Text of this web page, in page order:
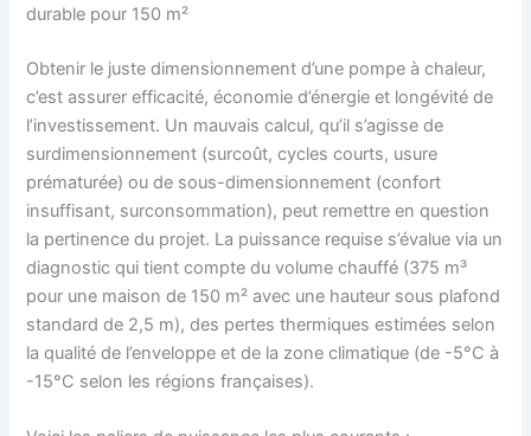
durable pour 150 m²
Obtenir le juste dimensionnement d’une pompe à chaleur,
c’est assurer efficacité, économie d’énergie et longévité de
l’investissement. Un mauvais calcul, qu’il s’agisse de
surdimensionnement (surcoût, cycles courts, usure
prématurée) ou de sous-dimensionnement (confort
insuffisant, surconsommation), peut remettre en question
la pertinence du projet. La puissance requise s’évalue via un
diagnostic qui tient compte du volume chauffé (375 m³
pour une maison de 150 m² avec une hauteur sous plafond
standard de 2,5 m), des pertes thermiques estimées selon
la qualité de l’enveloppe et de la zone climatique (de -5°C à
-15°C selon les régions françaises).